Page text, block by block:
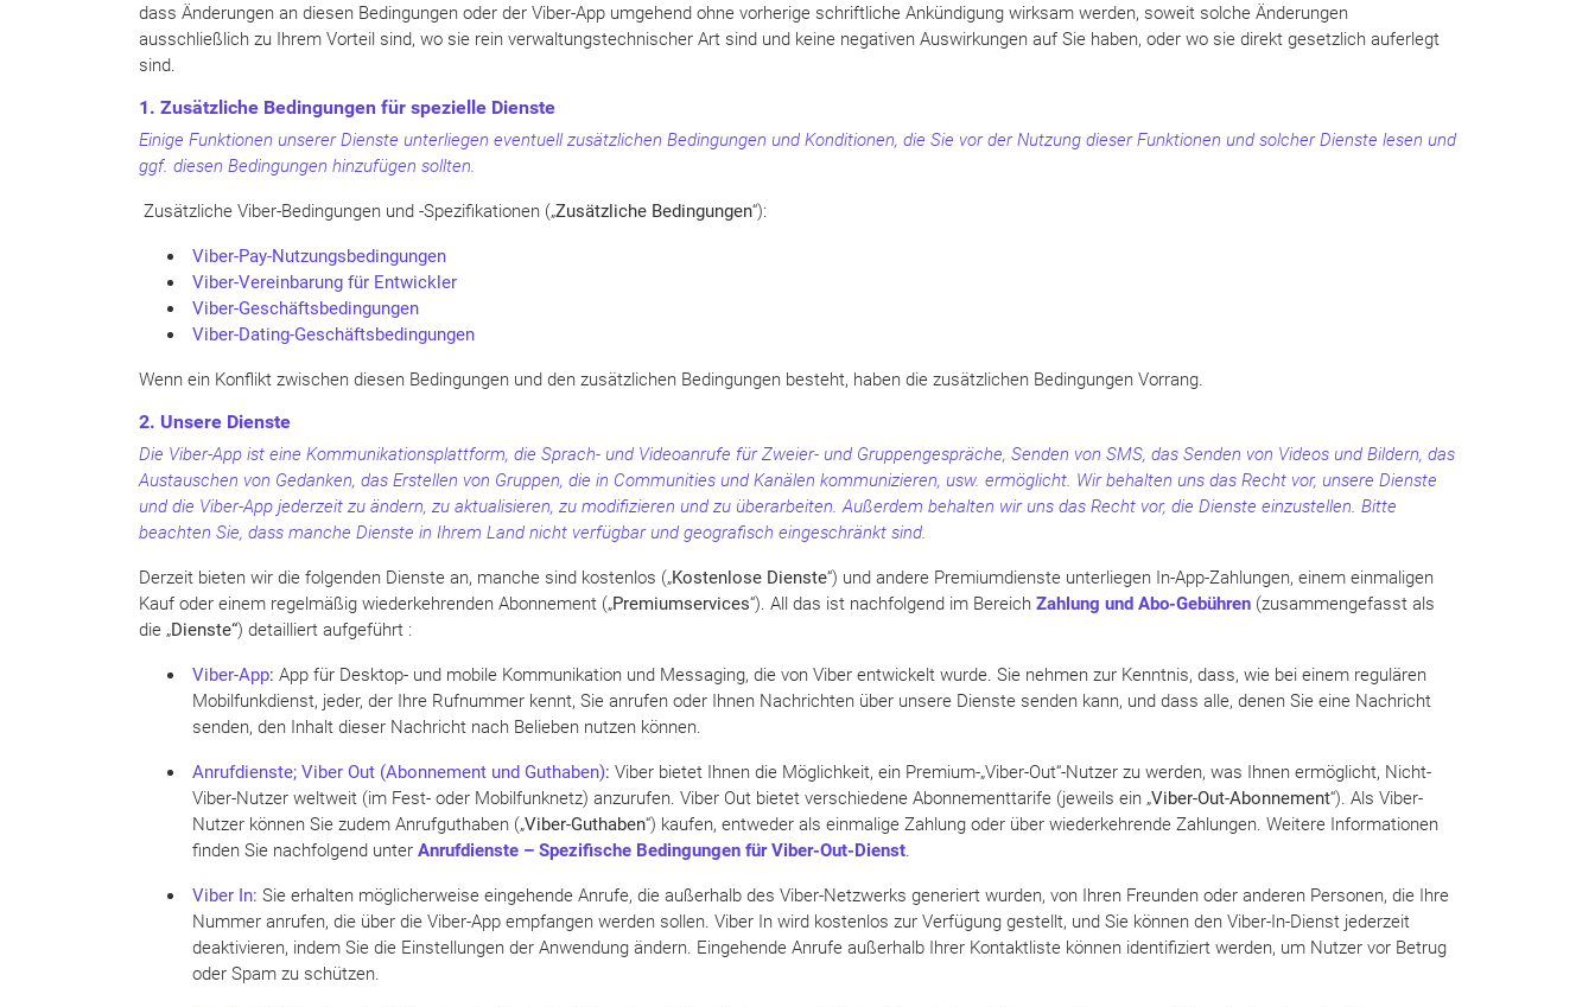
dass Änderungen an diesen Bedingungen oder der Viber-App umgehend ohne vorherige schriftliche Ankündigung wirksam werden, soweit solche Änderungen
ausschließlich zu Ihrem Vorteil sind, wo sie rein verwaltungstechnischer Art sind und keine negativen Auswirkungen auf Sie haben, oder wo sie direkt gesetzlich auferlegt
sind.
1. Zusätzliche Bedingungen für spezielle Dienste
Einige Funktionen unserer Dienste unterliegen eventuell zusätzlichen Bedingungen und Konditionen, die Sie vor der Nutzung dieser Funktionen und solcher Dienste lesen und
ggf. diesen Bedingungen hinzufügen sollten.
Zusätzliche Viber-Bedingungen und -Spezifikationen („Zusätzliche Bedingungen“):
Viber-Pay-Nutzungsbedingungen
Viber-Vereinbarung für Entwickler
Viber-Geschäftsbedingungen
Viber-Dating-Geschäftsbedingungen
Wenn ein Konflikt zwischen diesen Bedingungen und den zusätzlichen Bedingungen besteht, haben die zusätzlichen Bedingungen Vorrang.
2. Unsere Dienste
Die Viber-App ist eine Kommunikationsplattform, die Sprach- und Videoanrufe für Zweier- und Gruppengespräche, Senden von SMS, das Senden von Videos und Bildern, das
Austauschen von Gedanken, das Erstellen von Gruppen, die in Communities und Kanälen kommunizieren, usw. ermöglicht. Wir behalten uns das Recht vor, unsere Dienste
und die Viber-App jederzeit zu ändern, zu aktualisieren, zu modifizieren und zu überarbeiten. Außerdem behalten wir uns das Recht vor, die Dienste einzustellen. Bitte
beachten Sie, dass manche Dienste in Ihrem Land nicht verfügbar und geografisch eingeschränkt sind.
Derzeit bieten wir die folgenden Dienste an, manche sind kostenlos („Kostenlose Dienste“) und andere Premiumdienste unterliegen In-App-Zahlungen, einem einmaligen
Kauf oder einem regelmäßig wiederkehrenden Abonnement („Premiumservices“). All das ist nachfolgend im Bereich Zahlung und Abo-Gebühren (zusammengefasst als
die „Dienste“) detailliert aufgeführt :
Viber-App: App für Desktop- und mobile Kommunikation und Messaging, die von Viber entwickelt wurde. Sie nehmen zur Kenntnis, dass, wie bei einem regulären
Mobilfunkdienst, jeder, der Ihre Rufnummer kennt, Sie anrufen oder Ihnen Nachrichten über unsere Dienste senden kann, und dass alle, denen Sie eine Nachricht
senden, den Inhalt dieser Nachricht nach Belieben nutzen können.
Anrufdienste; Viber Out (Abonnement und Guthaben): Viber bietet Ihnen die Möglichkeit, ein Premium-„Viber-Out“-Nutzer zu werden, was Ihnen ermöglicht, Nicht-
Viber-Nutzer weltweit (im Fest- oder Mobilfunknetz) anzurufen. Viber Out bietet verschiedene Abonnementtarife (jeweils ein „Viber-Out-Abonnement“). Als Viber-
Nutzer können Sie zudem Anrufguthaben („Viber-Guthaben“) kaufen, entweder als einmalige Zahlung oder über wiederkehrende Zahlungen. Weitere Informationen
finden Sie nachfolgend unter Anrufdienste – Spezifische Bedingungen für Viber-Out-Dienst.
Viber In: Sie erhalten möglicherweise eingehende Anrufe, die außerhalb des Viber-Netzwerks generiert wurden, von Ihren Freunden oder anderen Personen, die Ihre
Nummer anrufen, die über die Viber-App empfangen werden sollen. Viber In wird kostenlos zur Verfügung gestellt, und Sie können den Viber-In-Dienst jederzeit
deaktivieren, indem Sie die Einstellungen der Anwendung ändern. Eingehende Anrufe außerhalb Ihrer Kontaktliste können identifiziert werden, um Nutzer vor Betrug
oder Spam zu schützen.